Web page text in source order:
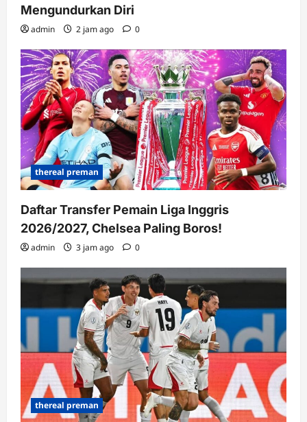
Mengundurkan Diri
admin 2 jam ago 0
thereal preman
Daftar Transfer Pemain Liga Inggris
2026/2027, Chelsea Paling Boros!
admin 3 jam ago 0
thereal preman